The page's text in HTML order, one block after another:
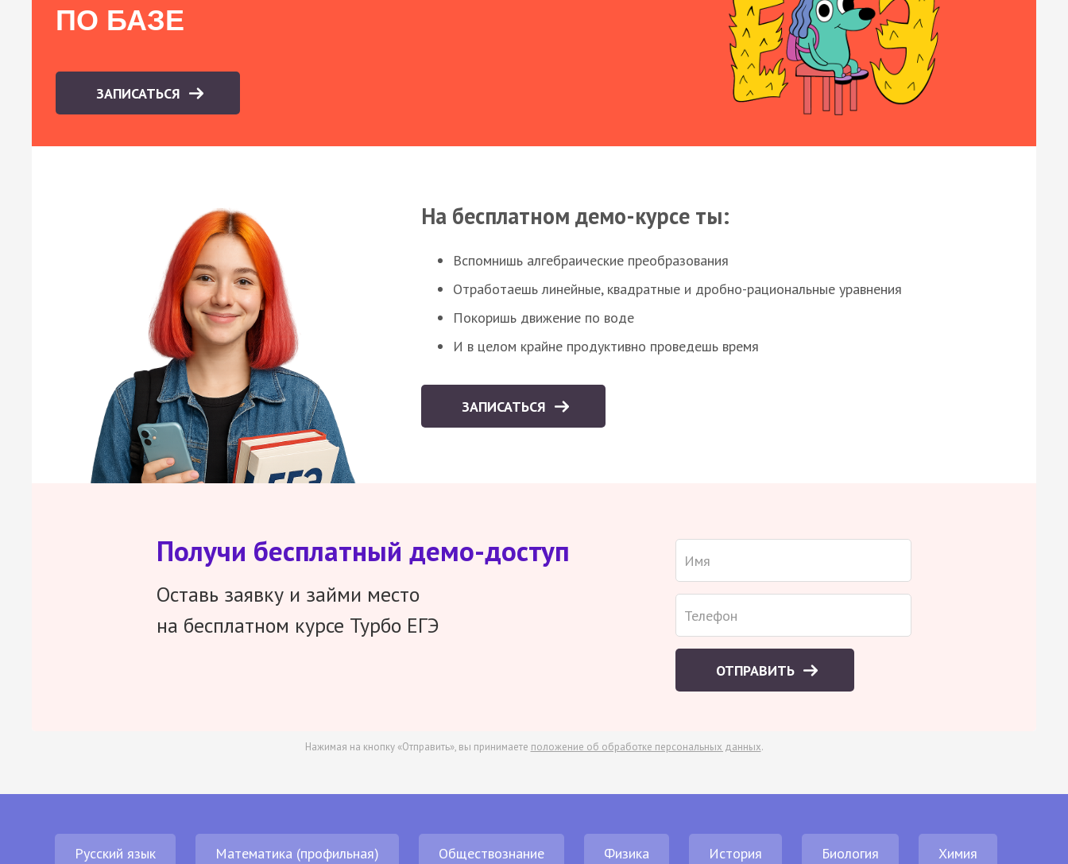
ПО БАЗЕ
ЗАПИСАТЬСЯ
На бесплатном демо-курсе ты:
Вспомнишь алгебраические преобразования
Отработаешь линейные, квадратные и дробно-рациональные уравнения
Покоришь движение по воде
И в целом крайне продуктивно проведешь время
ЗАПИСАТЬСЯ
Получи бесплатный демо-доступ
Оставь заявку и займи место
на бесплатном курсе Турбо ЕГЭ
ОТПРАВИТЬ
Нажимая на кнопку «Отправить», вы принимаете положение об обработке персональных данных.
Русский язык Математика (профильная) Обществознание Физика История Биология Химия